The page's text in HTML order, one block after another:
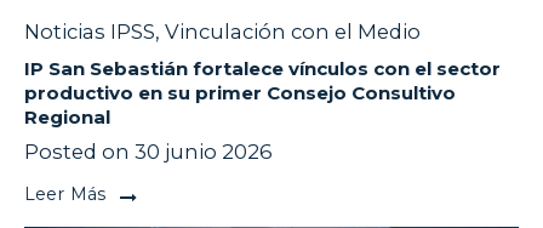
Noticias IPSS, Vinculación con el Medio
IP San Sebastián fortalece vínculos con el sector
productivo en su primer Consejo Consultivo
Regional
Posted on 30 junio 2026
Leer Más